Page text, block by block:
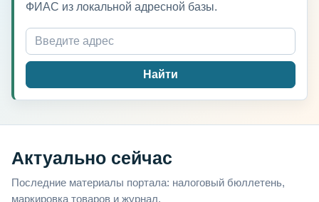
ФИАС из локальной адресной базы.
Найти
Актуально сейчас
Последние материалы портала: налоговый бюллетень,
маркировка товаров и журнал.